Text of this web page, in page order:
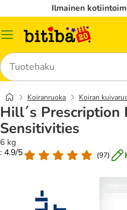
Ilmainen
Katalogivalikko
Hae
Koiranruoka Koiran
Hill´s Prescription
Sensitivities
6 kg
: 4.9/5
(97)